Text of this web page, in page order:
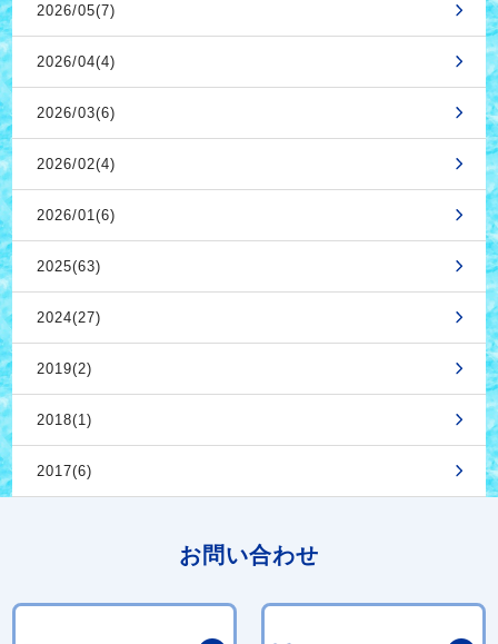
2026/05(7)
2026/04(4)
2026/03(6)
2026/02(4)
2026/01(6)
2025(63)
2024(27)
2019(2)
2018(1)
2017(6)
お問い合わせ